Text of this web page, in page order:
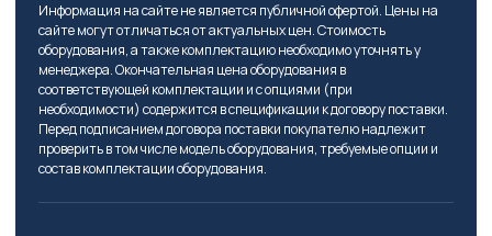
Информация на сайте не является публичной офертой. Цены на
сайте могут отличаться от актуальных цен. Стоимость
оборудования, а также комплектацию необходимо уточнять у
менеджера. Окончательная цена оборудования в
соответствующей комплектации и с опциями (при
необходимости) содержится в спецификации к договору поставки.
Перед подписанием договора поставки покупателю надлежит
проверить в том числе модель оборудования, требуемые опции и
состав комплектации оборудования.